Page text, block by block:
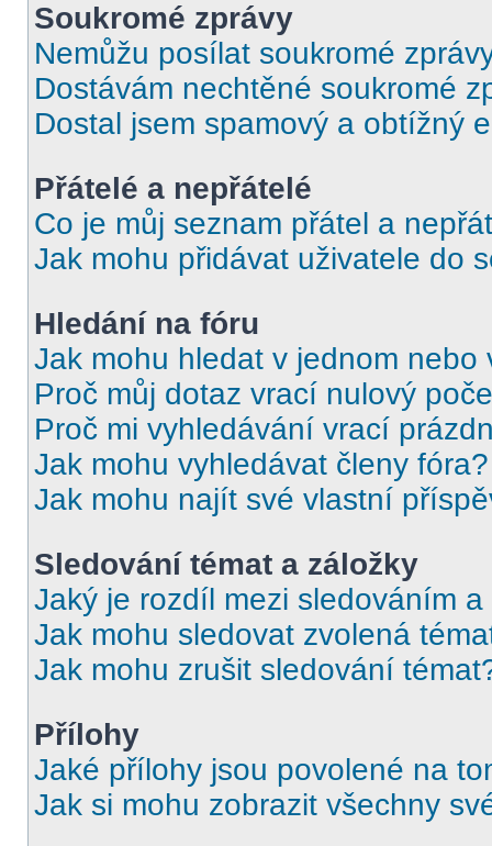
Soukromé zprávy
Nemůžu posílat soukromé
Dostávám nechtěné soukromé
Dostal jsem spamový a obtížný
Přátelé a nepřátelé
Co je můj seznam přátel a
Jak mohu přidávat uživatele do
Hledání na fóru
Jak mohu hledat v jednom nebo
Proč můj dotaz vrací nulový
Proč mi vyhledávání vrací
Jak mohu vyhledávat členy fóra?
Jak mohu najít své vlastní
Sledování témat a záložky
Jaký je rozdíl mezi sledováním a
Jak mohu sledovat zvolená
Jak mohu zrušit sledování
Přílohy
Jaké přílohy jsou povolené na
Jak si mohu zobrazit všechny